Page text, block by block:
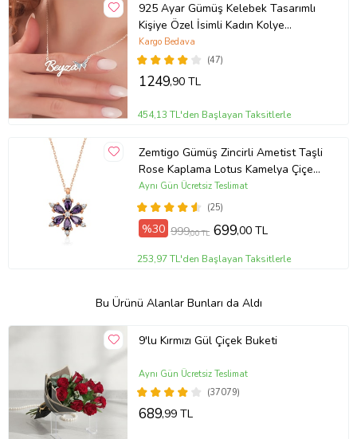
925 Ayar Gümüş Kelebek Tasarımlı
Kişiye Özel İsimli Kadın Kolye
Anneye Hediye,Sevgiliye
Hediye,Arkadaşa Hediye,Doğum
Günü Hediyesi,Eşe Hediye
(47)
Kargo Bedava
1249,90 TL
454,13 TL'den Başlayan Taksitlerle
Zemtigo Gümüş Zincirli Ametist Taşli
Rose Kaplama Lotus Kamelya Çiçeği
Kolye
(25)
Aynı Gün Ücretsiz Teslimat
%30 999,00 TL 699,00 TL
253,97 TL'den Başlayan Taksitlerle
Bu Ürünü Alanlar Bunları da Aldı
9'lu Kırmızı Gül Çiçek Buketi
(37079)
Aynı Gün Ücretsiz Teslimat
689,99 TL